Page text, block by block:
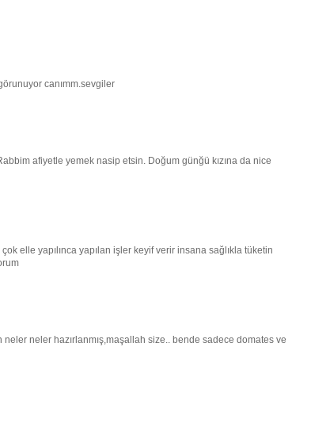
görunuyor canımm.sevgiler
afiyetle yemek nasip etsin. Doğum günğü kızına da nice
elle yapılınca yapılan işler keyif verir insana sağlıkla tüketin
neler neler hazırlanmış,maşallah size.. bende sadece domates ve